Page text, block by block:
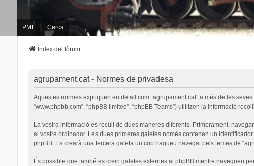
PMF Cerca
Índex del fòrum
agrupament.cat - Normes de privadesa
Aquestes normes expliquen en detall com “agrupament.cat” a més de les seves
“www.phpbb.com”, “phpBB limited”, “phpBB Teams”) utilitzen la informació
La vostra informació es recull de dues maneres diferents. Primerament,
al vostre ordinador. Les dues primeres galetes només contenen un identificador
phpBB. Es crearà una tercera galeta un cop hagueu navegat pels temes de
És possible que també es creïn galetes externes al phpBB mentre navegueu